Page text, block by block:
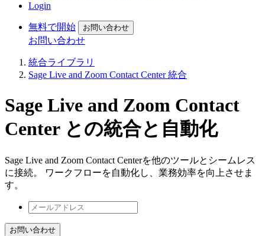
Login
無料で開始 お問い合わせ
お問い合わせ
統合ライブラリ
Sage Live and Zoom Contact Center 統合
Sage Live and Zoom Contact
Center との統合と自動化
Sage Live and Zoom Contact Centerを他のツールとシームレス
に接続。 ワークフローを自動化し、業務効率を向上させま
す。
お問い合わせ